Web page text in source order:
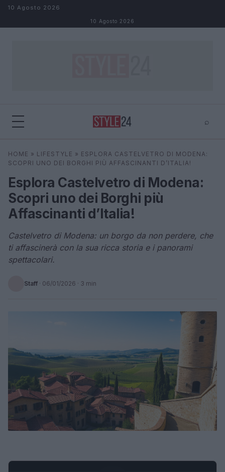
Salta al contenuto
10 Agosto 2026
10 Agosto 2026
⌕
Cerca ⌕ ×
HOME » LIFESTYLE » ESPLORA CASTELVETRO DI MODENA:
SCOPRI UNO DEI BORGHI PIÙ AFFASCINANTI D’ITALIA!
Esplora Castelvetro di Modena:
Scopri uno dei Borghi più
Affascinanti d’Italia!
Castelvetro di Modena: un borgo da non perdere, che
ti affascinerà con la sua ricca storia e i panorami
spettacolari.
Staff · 06/01/2026 · 3 min